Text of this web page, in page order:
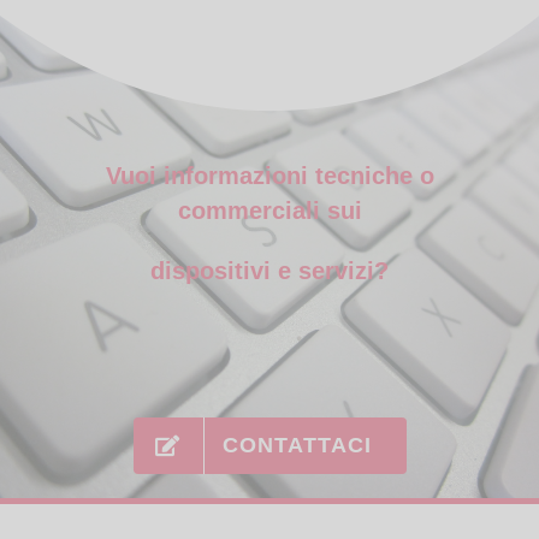
Vuoi informazioni tecniche o
commerciali sui
dispositivi e servizi?
CONTATTACI